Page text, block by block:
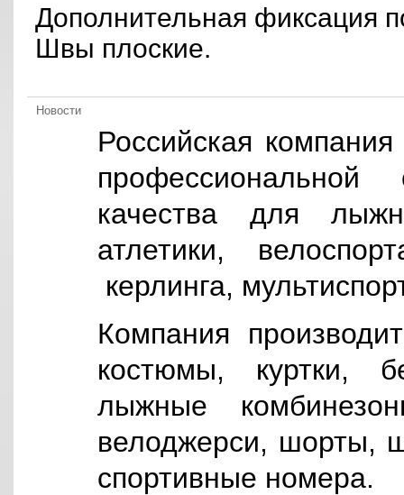
Дополнительная фиксация
Швы плоские.
Новости
Российская
качества для
атлетики,
керлинга,
Компания
костюмы, куртки,
лыжные
велоджерси, шорты,
спортивные номера.